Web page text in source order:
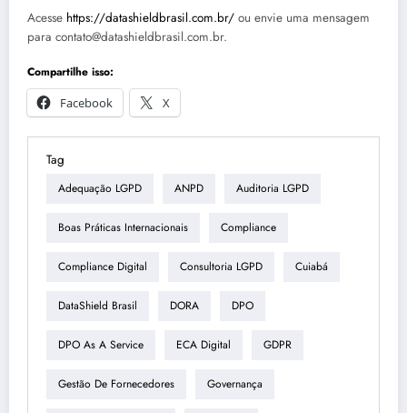
Acesse https://datashieldbrasil.com.br/ ou envie uma mensagem
para contato@datashieldbrasil.com.br.
Compartilhe isso:
Facebook
X
Tag
Adequação LGPD ANPD Auditoria LGPD
Boas Práticas Internacionais Compliance
Compliance Digital Consultoria LGPD Cuiabá
DataShield Brasil DORA DPO
DPO As A Service ECA Digital GDPR
Gestão De Fornecedores Governança